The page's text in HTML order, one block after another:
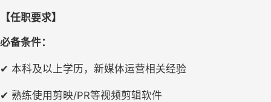
【任职要求】
必备条件：
✔ 本科及以上学历 ， 新媒体运营相关经验
✔ 熟练使用剪映/PR等视频剪辑软件